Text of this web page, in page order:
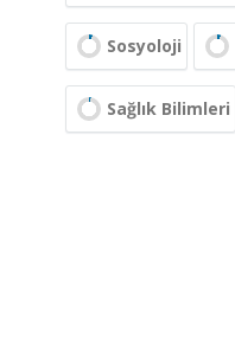
Sosyoloji
Sağlık Bilimleri